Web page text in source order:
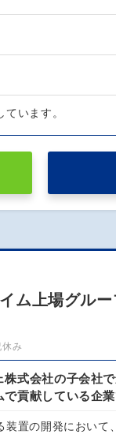
います。
ム上場グル
休み
式会社の子会社
で貢献している企
装置の開発におい